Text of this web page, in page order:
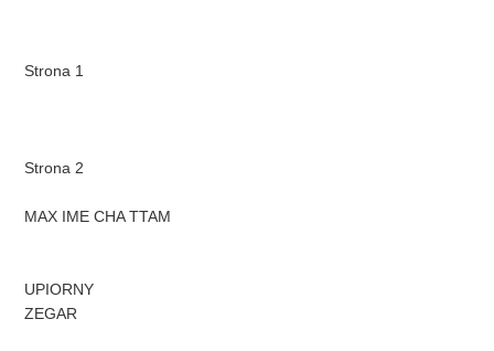
Strona 1
Strona 2
MAX IME CHA TTAM
UPIORNY
ZEGAR